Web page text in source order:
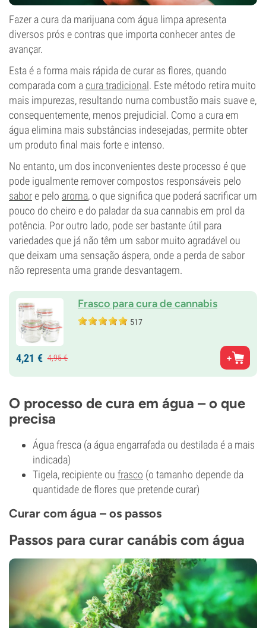
Fazer a cura da marijuana com água limpa apresenta
diversos prós e contras que importa conhecer antes de
avançar.
Esta é a forma mais rápida de curar as flores, quando
comparada com acura tradicional. Este método retira muito
mais impurezas, resultando numa combustão mais suave e,
consequentemente, menos prejudicial. Como a cura em
água elimina mais substâncias indesejadas, permite obter
um produto final mais forte e intenso.
No entanto, um dos inconvenientes deste processo é que
pode igualmente remover compostos responsáveis pelo
sabore pelo aroma, o que significa que poderá sacrificar um
pouco do cheiro e do paladar da sua cannabis em prol da
potência. Por outro lado, pode ser bastante útil para
variedades que já não têm um sabor muito agradável ou
que deixam uma sensação áspera, onde a perda de sabor
não representa uma grande desvantagem.
Frasco para cura de cannabis
517
4,21 € 4,95€
O processo de cura em água – o que
precisa
Água fresca (a água engarrafada ou destilada é a mais
indicada)
Tigela, recipiente ou frasco (o tamanho depende da
quantidade de flores que pretende curar)
Curar com água – os passos
Passos para curar canábis com água